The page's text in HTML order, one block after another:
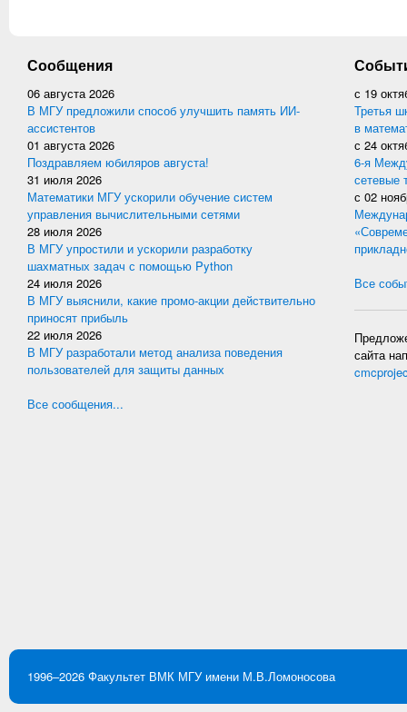
Сообщения
06 августа 2026
В МГУ предложили способ улучшить память ИИ-
ассистентов
01 августа 2026
Поздравляем юбиляров августа!
31 июля 2026
Математики МГУ ускорили обучение систем
управления вычислительными сетями
28 июля 2026
В МГУ упростили и ускорили разработку
шахматных задач с помощью Python
24 июля 2026
В МГУ выяснили, какие промо-акции действительно
приносят прибыль
22 июля 2026
В МГУ разработали метод анализа поведения
пользователей для защиты данных
Все сообщения...
с 19
Третья
в
с 24
6-я
сетевые
с 02
Все
сайта
1996–2026 Факультет ВМК МГУ имени М.В.Ломоносова